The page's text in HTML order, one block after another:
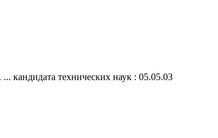
кандидата технических наук : 05.05.03